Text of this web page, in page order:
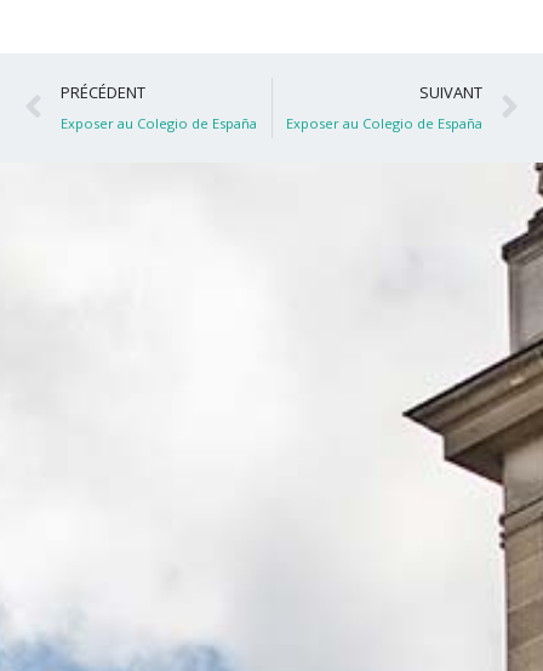
Précédent
PRÉCÉDENT
Exposer au Colegio de España
SUIVANT
Exposer au Colegio de España